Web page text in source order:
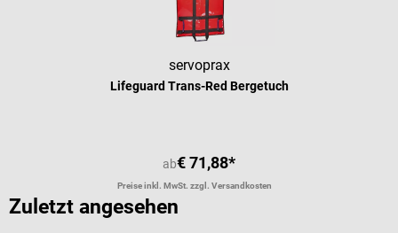
servoprax
Lifeguard Trans-Red Bergetuch
ab€ 71,88*
Preise inkl. MwSt. zzgl. Versandkosten
Zuletzt angesehen